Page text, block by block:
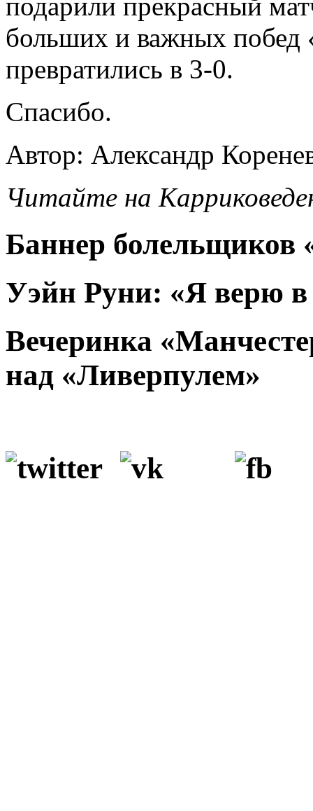
больших и важных
превратились в 3-0.
Спасибо.
Автор: Александр
Читайте на
Баннер
Уэйн Руни: «Я верю в
Вечеринка
над «Ливерпулем»